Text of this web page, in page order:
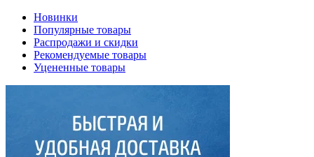
Новинки
Популярные товары
Распродажи и скидки
Рекомендуемые товары
Уцененные товары